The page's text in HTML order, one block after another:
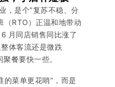
，是个”复苏不稳、分
（RTO）正温和地带动
月同店销售同比涨了
体客流还是微跌
餐要快一些。
的菜单更花哨”，而是